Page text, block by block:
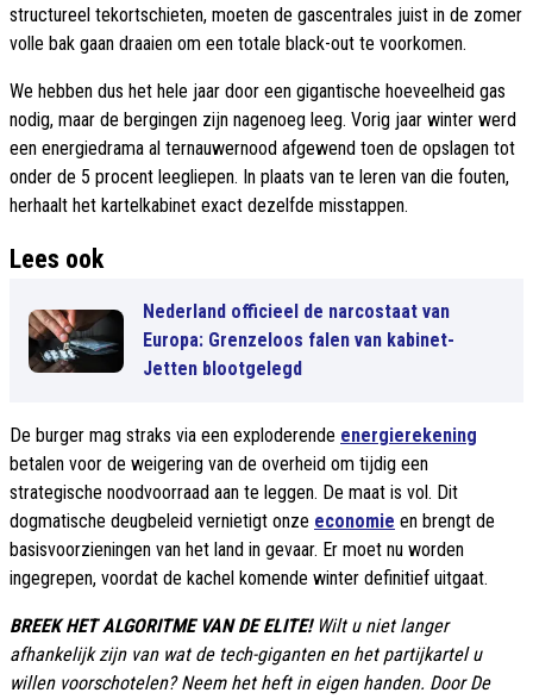
structureel tekortschieten, moeten de gascentrales juist in de zomer
volle bak gaan draaien om een totale black-out te voorkomen.
We hebben dus het hele jaar door een gigantische hoeveelheid gas
nodig, maar de bergingen zijn nagenoeg leeg. Vorig jaar winter werd
een energiedrama al ternauwernood afgewend toen de opslagen tot
onder de 5 procent leegliepen. In plaats van te leren van die fouten,
herhaalt het kartelkabinet exact dezelfde misstappen.
Lees ook
Nederland officieel de narcostaat van
Europa: Grenzeloos falen van kabinet-
Jetten blootgelegd
De burger mag straks via een exploderende energierekening
betalen voor de weigering van de overheid om tijdig een
strategische noodvoorraad aan te leggen. De maat is vol. Dit
dogmatische deugbeleid vernietigt onze economie en brengt de
basisvoorzieningen van het land in gevaar. Er moet nu worden
ingegrepen, voordat de kachel komende winter definitief uitgaat.
BREEK HET ALGORITME VAN DE ELITE! Wilt u niet langer
afhankelijk zijn van wat de tech-giganten en het partijkartel u
willen voorschotelen? Neem het heft in eigen handen. Door De